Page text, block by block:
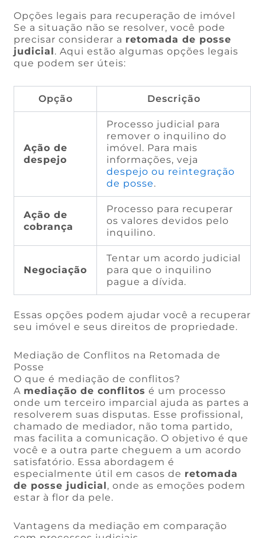
Opções legais para recuperação de imóvel
Se a situação não se resolver, você pode
precisar considerar a retomada de posse
judicial . Aqui estão algumas opções legais
que podem ser úteis:
Opção Descrição
Ação de
despejo
Processo judicial para
remover o inquilino do
imóvel. Para mais
informações, veja
despejo ou reintegração
de posse.
Ação de
cobrança
Processo para recuperar
os valores devidos pelo
inquilino.
Negociação
Tentar um acordo judicial
para que o inquilino
pague a dívida.
Essas opções podem ajudar você a recuperar
seu imóvel e seus direitos de propriedade.
Mediação de Conflitos na Retomada de
Posse
O que é mediação de conflitos?
A mediação de conflitos é um processo
onde um terceiro imparcial ajuda as partes a
resolverem suas disputas. Esse profissional,
chamado de mediador, não toma partido,
mas facilita a comunicação. O objetivo é que
você e a outra parte cheguem a um acordo
satisfatório. Essa abordagem é
especialmente útil em casos de retomada
de posse judicial , onde as emoções podem
estar à flor da pele.
Vantagens da mediação em comparação